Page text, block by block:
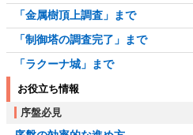
「金属樹頂上調査」まで
「制御塔の調査完了」まで
「ラクーナ城」まで
お役立ち情報
序盤必見